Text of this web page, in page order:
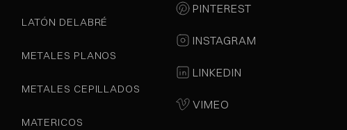
LATÓN DELABRÉ
METALES PLANOS
METALES CEPILLADOS
MATERICOS
PINTEREST
INSTAGRAM
LINKEDIN
VIMEO